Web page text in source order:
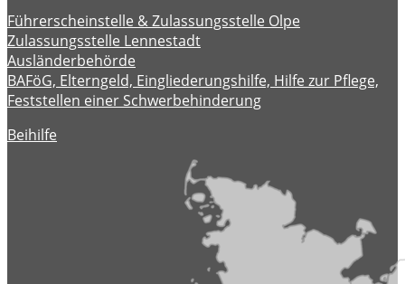
Führerscheinstelle & Zulassungsstelle Olpe
Zulassungsstelle Lennestadt
Ausländerbehörde
BAFöG, Elterngeld, Eingliederungshilfe, Hilfe zur Pflege,
Feststellen einer Schwerbehinderung
Beihilfe